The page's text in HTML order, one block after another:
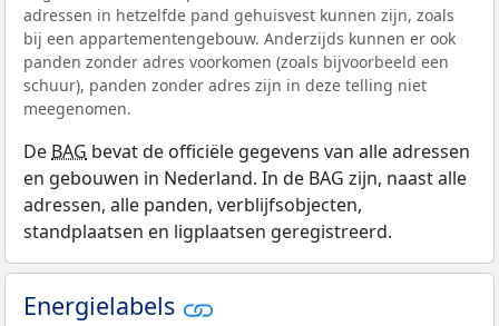
adressen in hetzelfde pand gehuisvest kunnen zijn, zoals
bij een appartementengebouw. Anderzijds kunnen er ook
panden zonder adres voorkomen (zoals bijvoorbeeld een
schuur), panden zonder adres zijn in deze telling niet
meegenomen.
De BAG bevat de officiële gegevens van alle adressen
en gebouwen in Nederland. In de BAG zijn, naast alle
adressen, alle panden, verblijfsobjecten,
standplaatsen en ligplaatsen geregistreerd.
Energielabels